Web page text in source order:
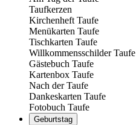
Taufkerzen
Kirchenheft Taufe
Menükarten Taufe
Tischkarten Taufe
Willkommensschilder Taufe
Gästebuch Taufe
Kartenbox Taufe
Nach der Taufe
Dankeskarten Taufe
Fotobuch Taufe
Geburtstag